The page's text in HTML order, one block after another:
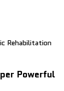
Rehabilitation
Powerful